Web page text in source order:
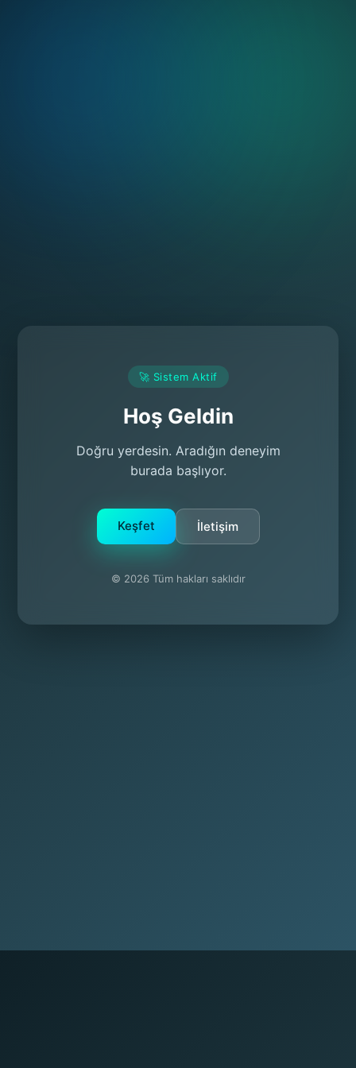
🚀 Sistem Aktif
Hoş Geldin
Doğru yerdesin. Aradığın deneyim
burada başlıyor.
Keşfet İletişim
© 2026 Tüm hakları saklıdır